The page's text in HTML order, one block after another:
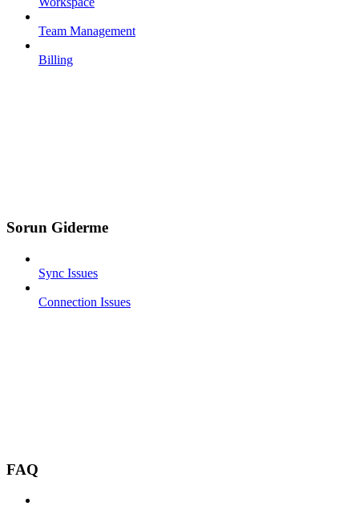
Team Management
Billing
Sorun Giderme
Sync Issues
Connection Issues
FAQ